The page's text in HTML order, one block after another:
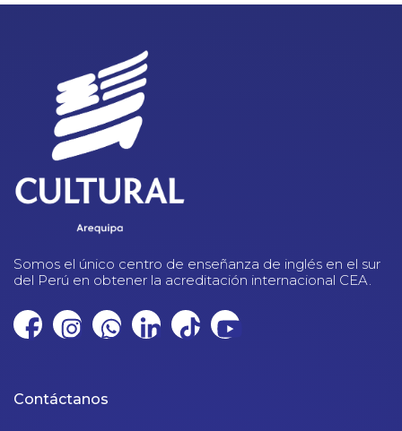
Somos el único centro de enseñanza de inglés en el sur
del Perú en obtener la acreditación internacional CEA.
Contáctanos